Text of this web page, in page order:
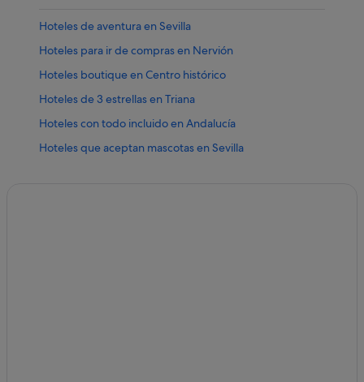
Hoteles de aventura en Sevilla
Hoteles para ir de compras en Nervión
Hoteles boutique en Centro histórico
Hoteles de 3 estrellas en Triana
Hoteles con todo incluido en Andalucía
Hoteles que aceptan mascotas en Sevilla